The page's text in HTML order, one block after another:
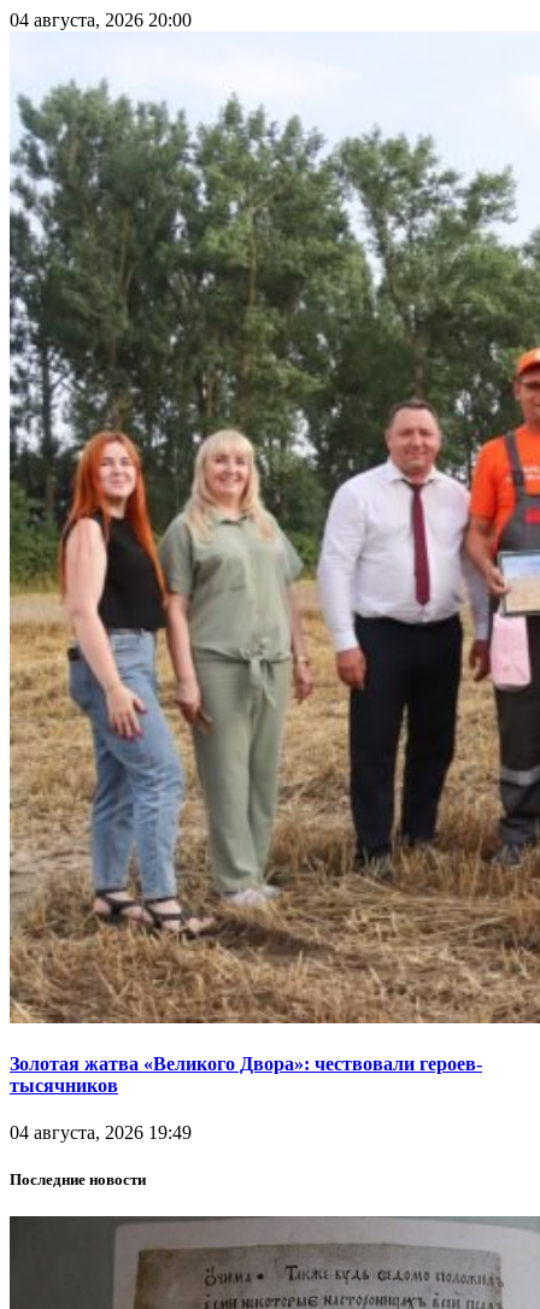
04 августа, 2026 20:00
Золотая жатва «Великого Двора»: чествовали героев-
тысячников
04 августа, 2026 19:49
Последние новости